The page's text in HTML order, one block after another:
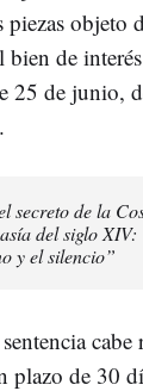
objeto
bien de
25 de junio,
secreto de la
del siglo
y el silencio”
cabe
plazo de 30